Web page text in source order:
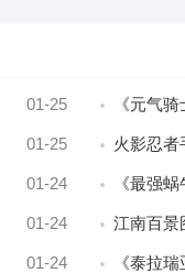
01-25 《元气
01-25 火影忍者
01-24 《最强
01-24 江南百景
01-24 《泰拉